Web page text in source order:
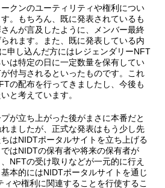
クンのユーティリティや権利につい
。もちろん、既に発表されているも
んが言及したように、メンバー最終
れます。また、既に発表している内
申し込んだ方にはレジェンダリーNFT
は特定の日に一定数量を保有してい
付与されるといったものです。これ
の配布を行ってきましたし、今後も
と考えています。
が立ち上がった後がまさに本番だと
ましたが、正式な発表はもう少し先
はNIDTポータルサイトを立ち上げる
はNIDTの保有者や将来の保有者が
NFTの受け取りなどが一元的に行え
本的にはNIDTポータルサイトを通じ
や権利に関連することを行使するこ